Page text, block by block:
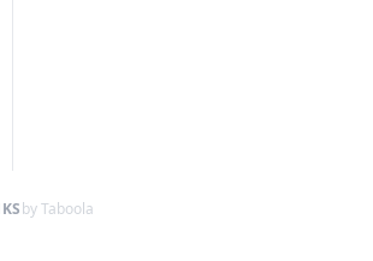
by Taboola